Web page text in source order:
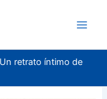
retrato íntimo de